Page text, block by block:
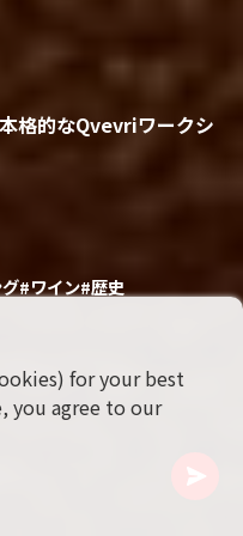
格的なQvevriワークシ
#ワイン#歴史
for your best
you agree to our